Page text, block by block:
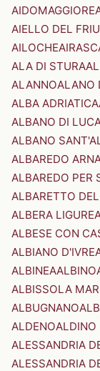
AIDOMAGGIORE
AIELLO DEL
AILOCHE
ALA DI STURA
ALANNOALANO
ALBA ADRIATICA
ALBANO DI
ALBANO
ALBAREDO
ALBAREDO PER
ALBARETTO
ALBERA LIGURE
ALBESE CON
ALBIANO
ALBINEAALBINO
ALBISSOLA
ALBUGNANO
ALDENOALDINO
ALESSANDRIA
ALESSANDRIA